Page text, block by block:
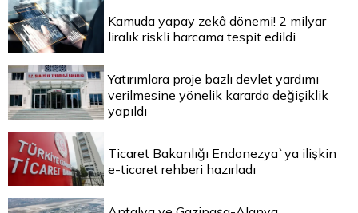
Kamuda yapay zekâ dönemi! 2 milyar
liralık riskli harcama tespit edildi
Yatırımlara proje bazlı devlet yardımı
verilmesine yönelik kararda değişiklik
yapıldı
Ticaret Bakanlığı Endonezya`ya ilişkin
e-ticaret rehberi hazırladı